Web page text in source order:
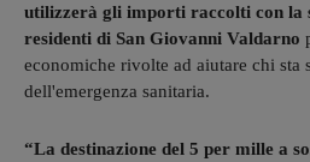
utilizzerà gli importi raccolti con la
residenti di San Giovanni Valdarno
economiche rivolte ad aiutare chi sta
dell'emergenza sanitaria.
“La destinazione del 5 per mille a